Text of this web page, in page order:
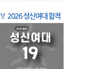
🏅 2026 성신여대 합격